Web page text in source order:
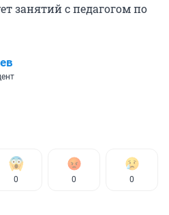
занятий с педагогом по
0 0 0